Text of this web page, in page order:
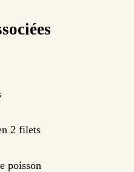
2 filets
poisson